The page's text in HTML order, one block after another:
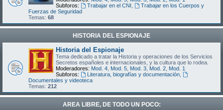
Subforos:
Trabajar en el CNI
Trabajar en los Cuerpos y
Fuerzas de Seguridad
Temas: 68
HISTORIA DEL ESPIONAJE
Historia del Espionaje
Tema dedicado a tratar la Historia y operaciones de los Servicios
Secretos españoles e internacionales, y la cultura que lo rodea.
Moderadores: Mod. 4 Mod. 5 Mod. 3 Mod. 2 Mod. 1
Subforos:
Literatura, biografías y documentación,
Documentales y videoteca
Temas: 212
AREA LIBRE, DE TODO UN POCO: